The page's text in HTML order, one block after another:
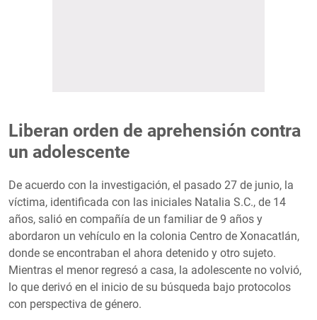
Liberan orden de aprehensión contra
un adolescente
De acuerdo con la investigación, el pasado 27 de junio, la
víctima, identificada con las iniciales Natalia S.C., de 14
años, salió en compañía de un familiar de 9 años y
abordaron un vehículo en la colonia Centro de Xonacatlán,
donde se encontraban el ahora detenido y otro sujeto.
Mientras el menor regresó a casa, la adolescente no volvió,
lo que derivó en el inicio de su búsqueda bajo protocolos
con perspectiva de género.